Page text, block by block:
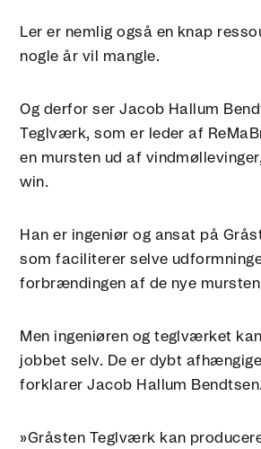
Ler er nemlig også en knap
nogle år vil mangle.
Og derfor ser Jacob Hallum
Teglværk, som er leder af
en mursten ud af
win.
Han er ingeniør og ansat på
som faciliterer selve
forbrændingen af de nye
Men ingeniøren og teglværket
jobbet selv. De er dybt
forklarer Jacob Hallum Bendtsen.
»Gråsten Teglværk kan